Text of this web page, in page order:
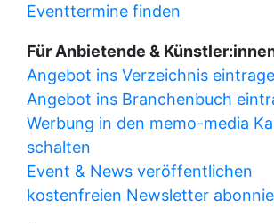
Eventtermine finden
Für Anbietende &
Angebot ins Verzeichnis
Angebot ins Branchenbuch
Werbung in den memo-media
schalten
Event & News veröffentlichen
kostenfreien Newsletter